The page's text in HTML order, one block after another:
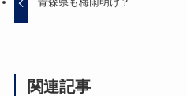
関連記事